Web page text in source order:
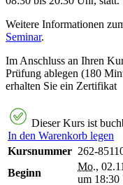
Weitere Informationen
Seminar.
Im Anschluss an Ihren
Prüfung ablegen (180
erhalten Sie ein Zertifikat
Dieser Kurs ist
In den Warenkorb legen
Kursnummer 262-
Beginn
Mo.,
um 18:30